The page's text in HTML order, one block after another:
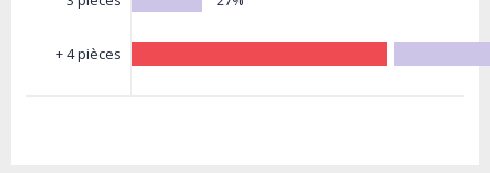
+ 4 pièces